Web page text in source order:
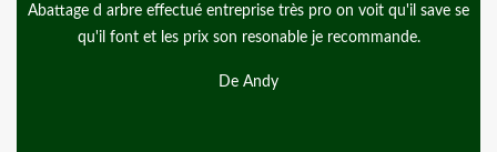
Ponctuel,efficace,taille parfaite et professionnelle.l’équipe connaît
son métier et le jardin est impeccable après leur départ. Je